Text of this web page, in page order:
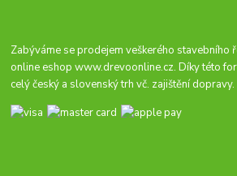
Zabýváme se prodejem veškerého stavebního
online eshopwww.drevoonline.cz. Díky této
celý český a slovenský trh vč. zajištění dopravy.